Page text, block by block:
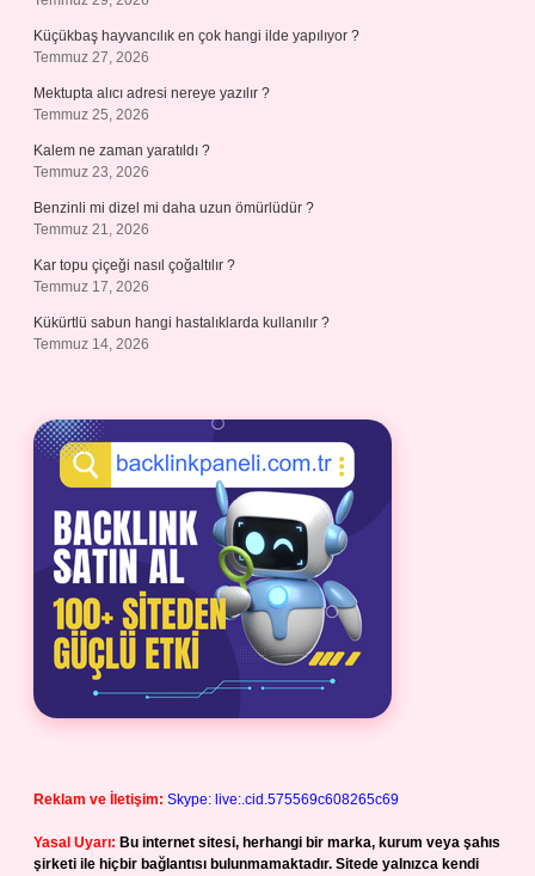
Küçükbaş hayvancılık en çok hangi ilde yapılıyor ?
Temmuz 27, 2026
Mektupta alıcı adresi nereye yazılır ?
Temmuz 25, 2026
Kalem ne zaman yaratıldı ?
Temmuz 23, 2026
Benzinli mi dizel mi daha uzun ömürlüdür ?
Temmuz 21, 2026
Kar topu çiçeği nasıl çoğaltılır ?
Temmuz 17, 2026
Kükürtlü sabun hangi hastalıklarda kullanılır ?
Temmuz 14, 2026
Reklam ve İletişim: Skype: live:.cid.575569c608265c69
Yasal Uyarı: Bu internet sitesi, herhangi bir marka, kurum veya şahıs
şirketi ile hiçbir bağlantısı bulunmamaktadır. Sitede yalnızca kendi